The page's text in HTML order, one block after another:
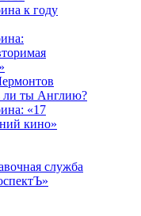
к году
ли ты Англию?
«17
кино»
служба